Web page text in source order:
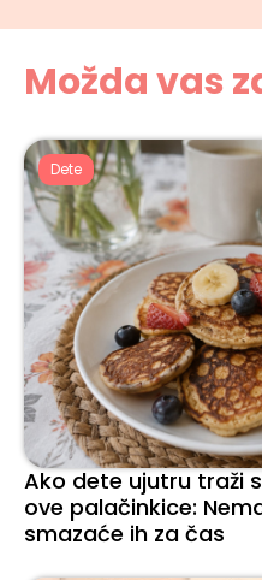
Možda vas
Dete
Ako dete ujutru traži
ove palačinkice:
smazaće ih za čas